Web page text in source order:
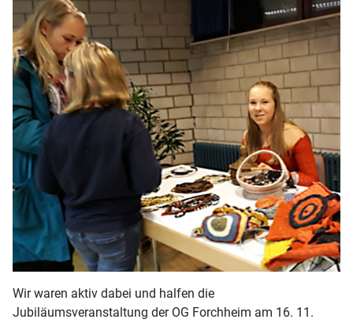
Wir waren aktiv dabei und halfen die
Jubiläumsveranstaltung der OG Forchheim am 16. 11.